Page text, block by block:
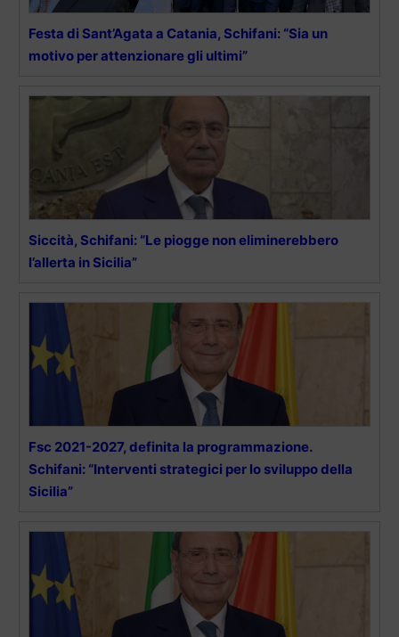
Festa di Sant’Agata a Catania, Schifani: “Sia un
motivo per attenzionare gli ultimi”
Siccità, Schifani: “Le piogge non eliminerebbero
l’allerta in Sicilia”
Fsc 2021-2027, definita la programmazione.
Schifani: “Interventi strategici per lo sviluppo della
Sicilia”